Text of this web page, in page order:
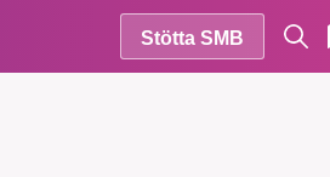
Stötta SMB